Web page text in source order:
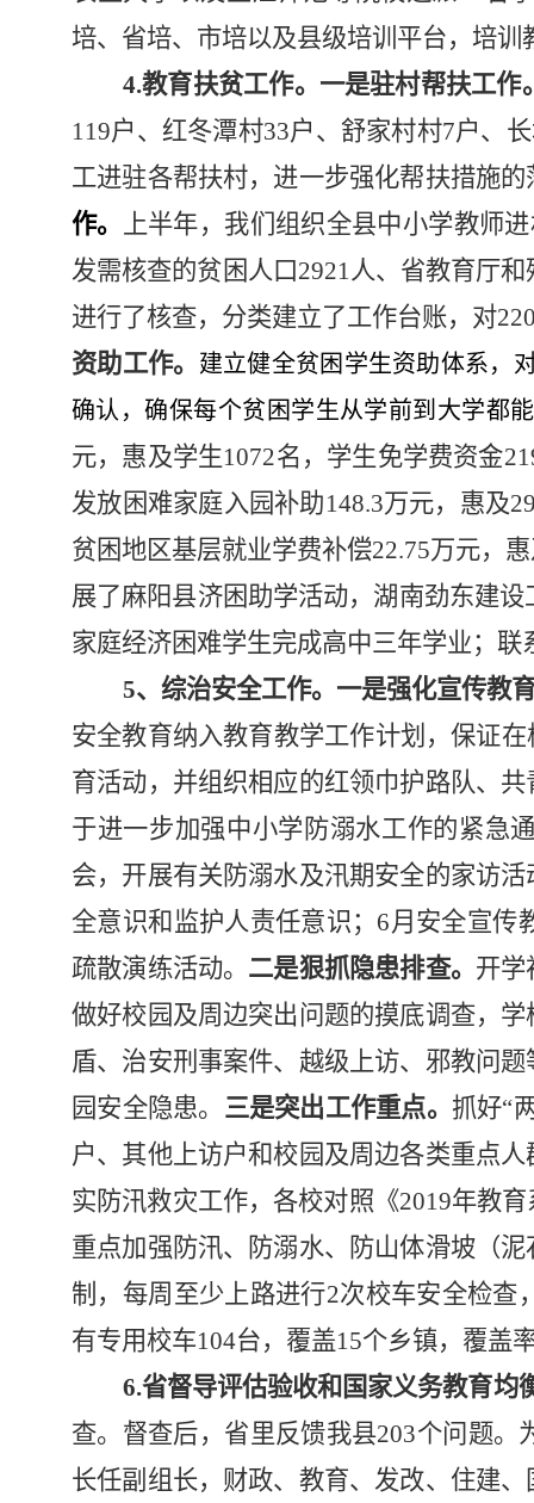
培、省培、市培以及县级培训平台，培训
4.教育扶贫工作。 一是驻村帮扶工作
119户、红冬潭村33户、舒家村村7户、
工进驻各帮扶村，进一步强化帮扶措施
作。
上半年，我们组织全县中小学教师
发需核查的贫困人口2921人、省教育厅
进行了核查，分类建立了工作台账，对
资助工作。
建立健全贫困学生资助体系，
确认，确保每个贫困学生从学前到大学都
元， 惠及学生1072名，学生免学费资金
发放 困难家庭入园补助148.3万元，惠及
贫困地区基层就业学费补偿22.75万元，
展了麻阳县济困助学活动， 湖南劲东建设
家庭经济困难学生完成高中三年学业；联
5、综治安全工作。 一是强化宣传教
安全教育纳入教育教学工作计划，保证
育活动，并组织相应的红领巾护路队、
于进一步加强中小学防溺水工作的紧急
会，开展有关防溺水及汛期安全的家访
全意识和监护人责任意识；6月安全宣
疏散演练活动。 二是狠抓隐患排查。 开学
做好校园及周边突出问题的摸底调查，
盾、治安刑事案件、越级上访、邪教问
园安全隐患。 三是突出工作重点。 抓好“
户、其他上访户和校园及周边各类重点
实防汛救灾工作，各校对照《2019年教
重点加强防汛、防溺水、防山体滑坡（
制，每周至少上路进行2次校车安全检
有专用校车104台，覆盖15个乡镇，覆盖
6.省督导评估验收和国家义务教育均
查。督查后，省里反馈我县203个问题
长任副组长，财政、教育、发改、住建